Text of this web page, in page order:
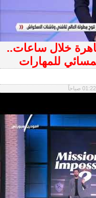
خلال ساعات..
للمهارات